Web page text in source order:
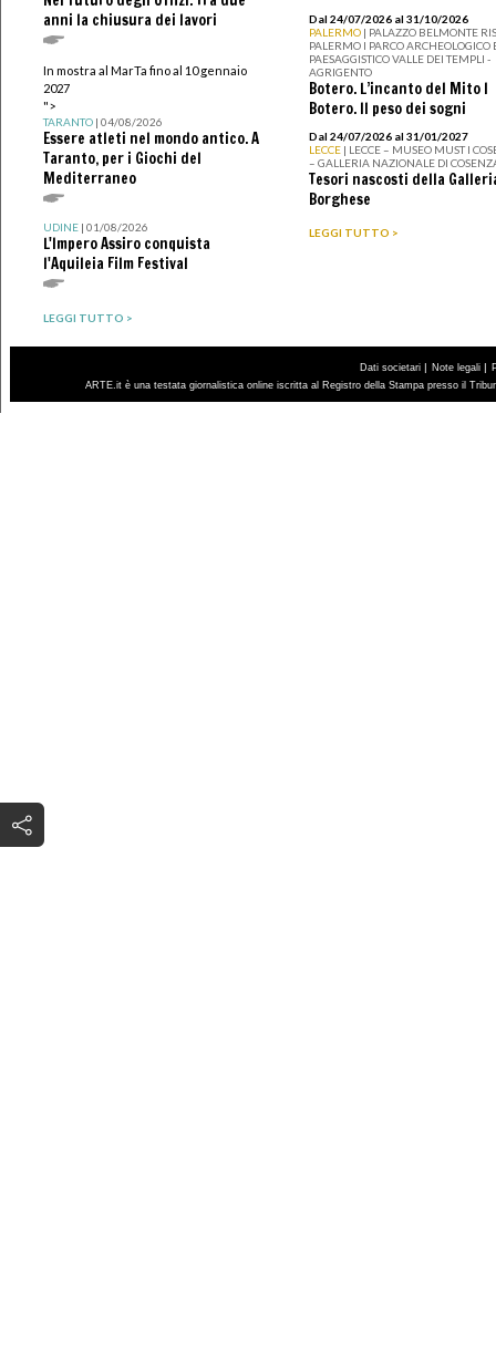
anni la chiusura dei lavori
In mostra al MarTa fino al 10 gennaio
2027
">
TARANTO| 04/08/2026
Essere atleti nel mondo antico. A
Taranto, per i Giochi del
Mediterraneo
UDINE| 01/08/2026
L'Impero Assiro conquista
l'Aquileia Film Festival
LEGGI TUTTO >
Dal 24/07/2026 al 31/10/2026
PALERMO | PALAZZO BELMONTE
PALERMO I PARCO ARCHEOLOGICO
PAESAGGISTICO VALLE DEI TEMPLI -
AGRIGENTO
Botero. L’incanto del Mito I
Botero. Il peso dei sogni
Dal 24/07/2026 al 31/01/2027
LECCE | LECCE – MUSEO MUST I
– GALLERIA NAZIONALE DI
Tesori nascosti della
Borghese
LEGGI TUTTO >
Dati societari | Note legali |
ARTE.it è una testata giornalistica online iscritta al Registro della Stampa presso il